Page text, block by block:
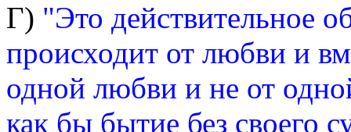
Г) "Это действительное
происходит от любви и
одной любви и не от
как бы бытие без своего